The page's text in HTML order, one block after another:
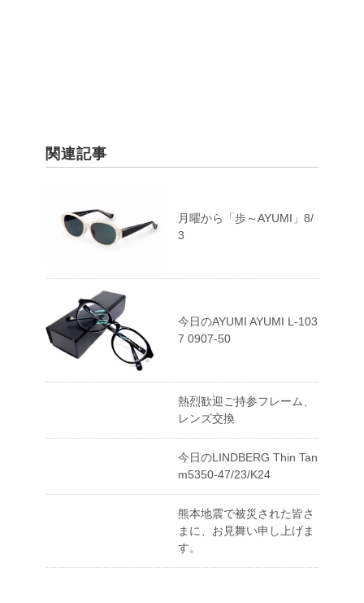
関連記事
月曜から「歩～AYUMI」8/
3
今日のAYUMI AYUMI L-103
7 0907-50
熱烈歓迎ご持参フレーム、
レンズ交換
今日のLINDBERG Thin Tan
m5350-47/23/K24
熊本地震で被災された皆さ
まに、お見舞い申し上げま
す。